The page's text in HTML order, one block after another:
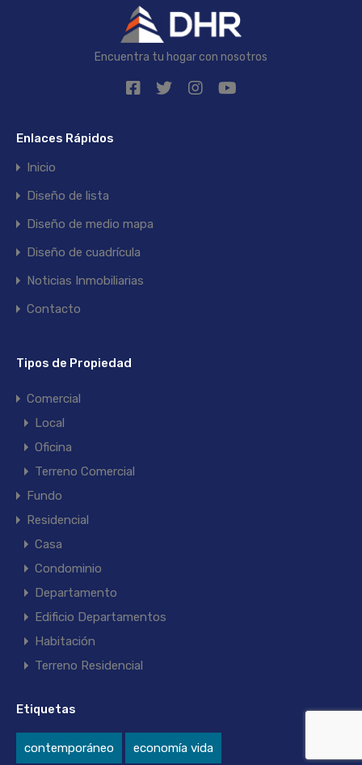
Encuentra tu hogar con nosotros
Enlaces Rápidos
Inicio
Diseño de lista
Diseño de medio mapa
Diseño de cuadrícula
Noticias Inmobiliarias
Contacto
Tipos de Propiedad
Comercial
Local
Oficina
Terreno Comercial
Fundo
Residencial
Casa
Condominio
Departamento
Edificio Departamentos
Habitación
Terreno Residencial
Etiquetas
contemporáneo economía vida